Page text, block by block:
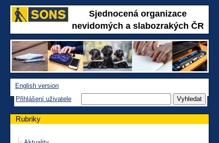
Sjednocená organizace
nevidomých a slabozrakých ČR
English version
Přihlášení uživatele
Rubriky